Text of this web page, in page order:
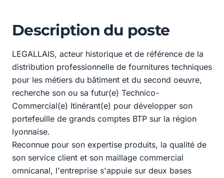
Description du poste
LEGALLAIS, acteur historique et de référence de la
distribution professionnelle de fournitures techniques
pour les métiers du bâtiment et du second oeuvre,
recherche son ou sa futur(e) Technico-
Commercial(e) Itinérant(e) pour développer son
portefeuille de grands comptes BTP sur la région
lyonnaise.
Reconnue pour son expertise produits, la qualité de
son service client et son maillage commercial
omnicanal, l'entreprise s'appuie sur deux bases